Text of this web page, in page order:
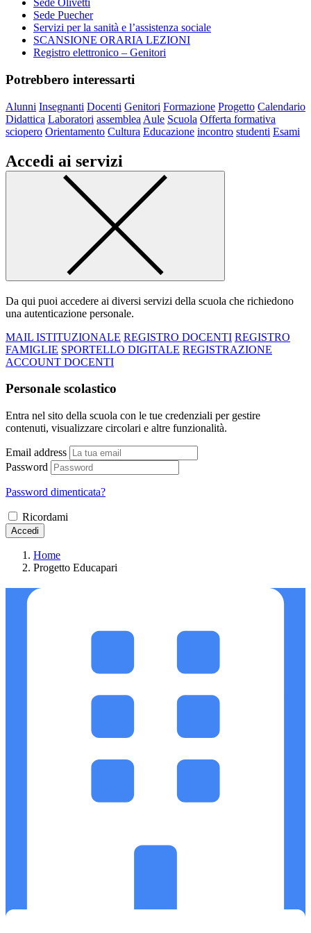
Sede Olivetti
Sede Puecher
Servizi per la sanità e l’assistenza sociale
SCANSIONE ORARIA LEZIONI
Registro elettronico – Genitori
Potrebbero interessarti
Alunni Insegnanti Docenti Genitori Formazione Progetto Calendario
Didattica Laboratori assemblea Aule Scuola Offerta formativa
sciopero Orientamento Cultura Educazione incontro studenti Esami
Accedi ai servizi
Da qui puoi accedere ai diversi servizi della scuola che richiedono
una autenticazione personale.
MAIL ISTITUZIONALE REGISTRO DOCENTI REGISTRO
FAMIGLIE SPORTELLO DIGITALE REGISTRAZIONE
ACCOUNT DOCENTI
Personale scolastico
Entra nel sito della scuola con le tue credenziali per gestire
contenuti, visualizzare circolari e altre funzionalità.
Email address
Password
Password dimenticata?
Ricordami
Accedi
Home
Progetto Educapari